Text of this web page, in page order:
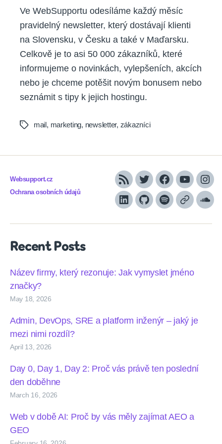
Ve WebSupportu odesíláme každý měsíc
pravidelný newsletter, který dostávají klienti
na Slovensku, v Česku a také v Maďarsku.
Celkově je to asi 50 000 zákazníků, které
informujeme o novinkách, vylepšeních, akcích
nebo je chceme potěšit novým bonusem nebo
seznámit s tipy k jejich hostingu.
Tags mail , marketing, newsletter, zákazníci
Websupport.cz
Ochrana osobních údajů
RSS TwitterFacebook
YouTube
LinkedInGithubSpotifyApple
Recent Posts
Název firmy, který rezonuje: Jak vymyslet jméno
značky?
May 18, 2026
Admin, DevOps, SRE a platform inženýr – jaký je
mezi nimi rozdíl?
April 13, 2026
Day 0, Day 1, Day 2: Proč vás právě ten poslední
den doběhne
March 16, 2026
Web v době AI: Proč by vás měly zajímat AEO a
GEO